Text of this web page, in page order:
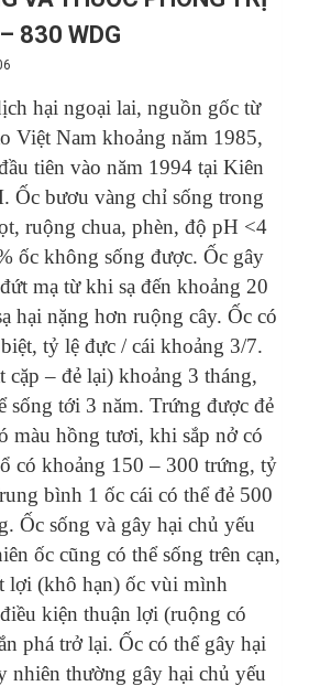
830 WDG
hại ngoại lai, nguồn gốc từ
Việt Nam khoảng năm 1985,
tiên vào năm 1994 tại Kiên
Ốc bươu vàng chỉ sống trong
ruộng chua, phèn, độ pH <4
ốc không sống được. Ốc gây
mạ từ khi sạ đến khoảng 20
hại nặng hơn ruộng cây. Ốc có
tỷ lệ đực / cái khoảng 3/7.
cặp – đẻ lại) khoảng 3 tháng,
sống tới 3 năm. Trứng được đẻ
màu hồng tươi, khi sắp nở có
có khoảng 150 – 300 trứng, tỷ
bình 1 ốc cái có thể đẻ 500
Ốc sống và gây hại chủ yếu
ốc cũng có thể sống trên cạn,
lợi (khô hạn) ốc vùi mình
kiện thuận lợi (ruộng có
phá trở lại. Ốc có thể gây hại
nhiên thường gây hại chủ yếu